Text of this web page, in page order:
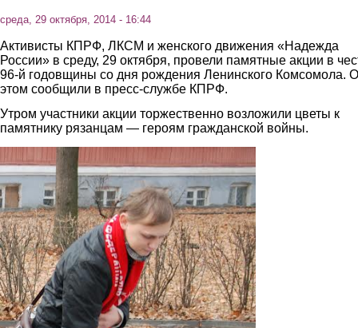
среда, 29 октября, 2014 - 16:44
Активисты КПРФ, ЛКСМ и женского движения «Надежда
России» в среду, 29 октября, провели памятные акции в
96-й годовщины со дня рождения Ленинского Комсомола.
этом сообщили в пресс-службе КПРФ.
Утром участники акции торжественно возложили цветы к
памятнику рязанцам — героям гражданской войны.
3.jpg